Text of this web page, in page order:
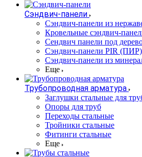
Сэндвич-панели
Cэндвич-панели из
Кровельные сэндвич-
Сендвич панели под
Сэндвич-панели PIR (ПИР)
Сэндвич-панели из
Еще
Трубопроводная арматура
Заглушки стальные для
Опоры для труб
Переходы стальные
Тройники стальные
Фитинги стальные
Еще